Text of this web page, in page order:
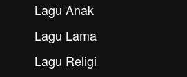
Lagu Anak
Lagu Lama
Lagu Religi